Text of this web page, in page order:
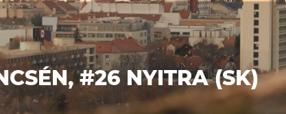
#26 NYITRA (SK)